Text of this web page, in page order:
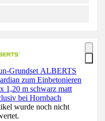
Grundset ALBERTS
zum Einbetonieren
1,20 m schwarz matt
bei Hornbach
wurde noch nicht